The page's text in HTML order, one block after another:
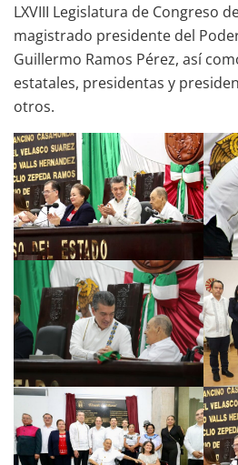
LXVIII Legislatura de Congreso
magistrado presidente del
Guillermo Ramos Pérez, así
estatales, presidentas y
otros.